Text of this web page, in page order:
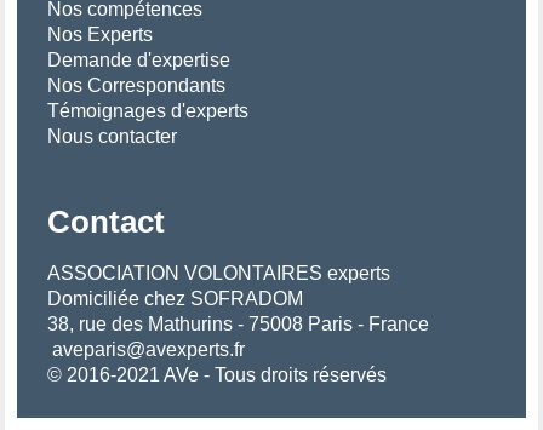
Nos compétences
Nos Experts
Demande d'expertise
Nos Correspondants
Témoignages d'experts
Nous contacter
Contact
ASSOCIATION VOLONTAIRES experts
Domiciliée chez SOFRADOM
38, rue des Mathurins - 75008 Paris - France
aveparis@avexperts.fr
© 2016-2021 AVe - Tous droits réservés